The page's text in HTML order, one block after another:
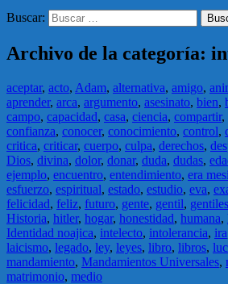
Buscar:
Archivo de la categoría:
aceptar, acto, Adam, alternativa, amigo,
aprender, arca, argumento, asesinato, bien,
campo, capacidad, casa, ciencia, compartir,
confianza, conocer, conocimiento, control,
critica, criticar, cuerpo, culpa, derechos,
Dios, divina, dolor, donar, duda, dudas,
ejemplo, encuentro, entendimiento, era
esfuerzo, espiritual, estado, estudio, eva,
felicidad, feliz, futuro, gente, gentil, gentiles
Historia, hitler, hogar, honestidad, humana,
Identidad noajica, intelecto, intolerancia, ira
laicismo, legado, ley, leyes, libro, libros,
mandamiento, Mandamientos Universales,
matrimonio, medio